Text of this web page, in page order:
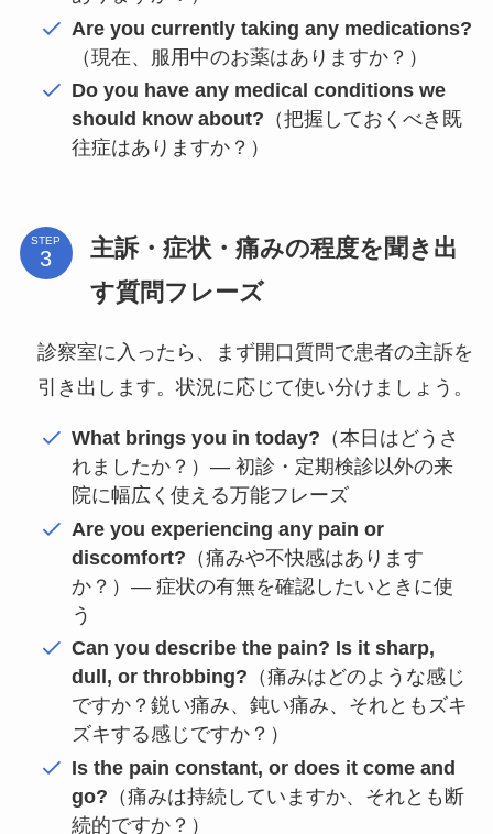
Are you currently taking any medications?
（現在、服用中のお薬はありますか？）
Do you have any medical conditions we
should know about? （把握しておくべき既
往症はありますか？）
STEP
主訴・症状・痛みの程度を聞き出
す質問フレーズ
診察室に入ったら、まず開口質問で患者の主訴を
引き出します。状況に応じて使い分けましょう。
What brings you in today? （本日はどうさ
れましたか？）― 初診・定期検診以外の来
院に幅広く使える万能フレーズ
Are you experiencing any pain or
discomfort? （痛みや不快感はあります
か？）― 症状の有無を確認したいときに使
う
Can you describe the pain? Is it sharp,
dull, or throbbing? （痛みはどのような感じ
ですか？鋭い痛み、鈍い痛み、それともズキ
ズキする感じですか？）
Is the pain constant, or does it come and
go? （痛みは持続していますか、それとも断
続的ですか？）